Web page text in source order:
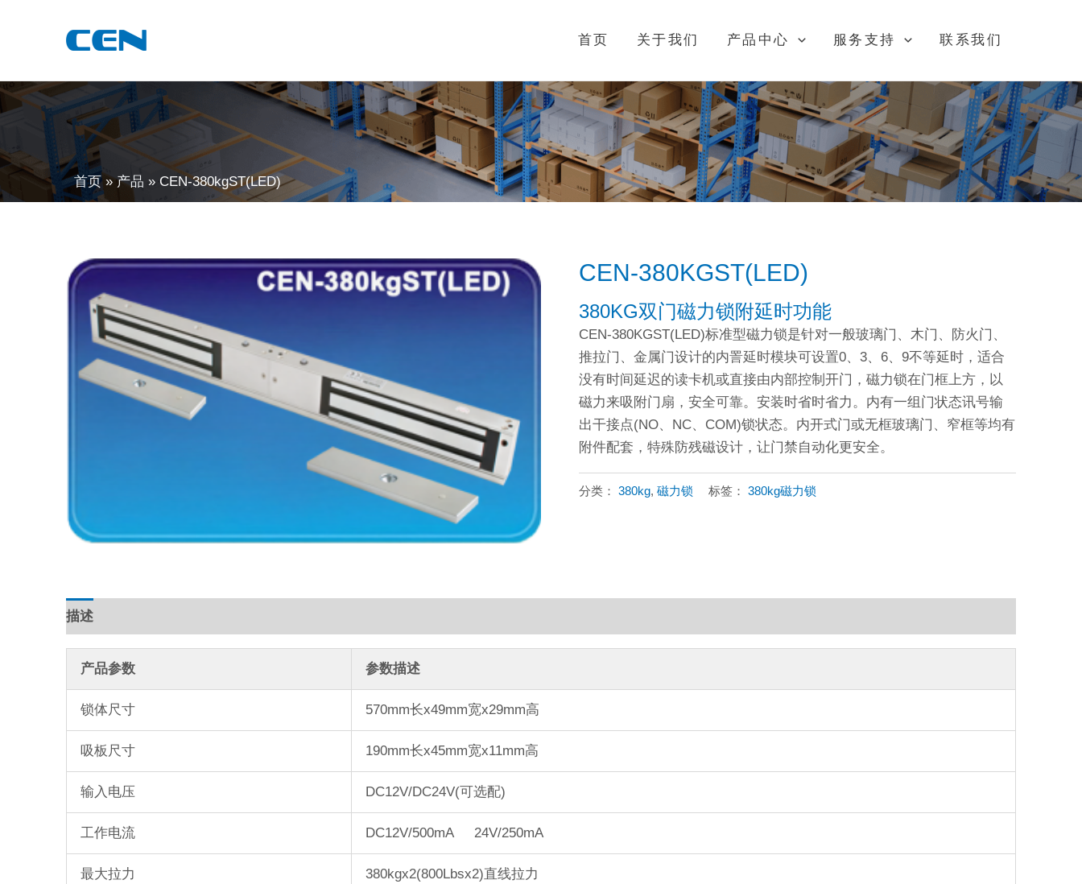
容
首页 关于我们 产品中心 服务支持 联系我们
首页 产品 CEN-380kgST(LED)
CEN-380KGST(LED)
380KG双门磁力锁附延时功能
CEN-380KGST(LED)标准型磁力锁是针对一般玻璃门、木门、防火门、
推拉门、金属门设计的内詈延时模块可设置0、3、6、9不等延时，适合
没有时间延迟的读卡机或直接由内部控制开门，磁力锁在门框上方，以
磁力来吸附门扇，安全可靠。安装时省时省力。内有一组门状态讯号输
出干接点(NO、NC、COM)锁状态。内开式门或无框玻璃门、窄框等均有
附件配套，特殊防残磁设计，让门禁自动化更安全。
分类：380kg,磁力锁 标签：380kg磁力锁
描述
产品参数 参数描述
锁体尺寸 570mm长x49mm宽x29mm高
吸板尺寸 190mm长x45mm宽x11mm高
输入电压 DC12V/DC24V(可选配)
工作电流 DC12V/500mA 24V/250mA
最大拉力 380kgx2(800Lbsx2)直线拉力